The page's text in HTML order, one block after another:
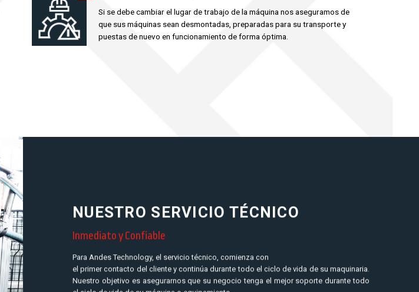
Si se debe cambiar el lugar de trabajo de la máquina nos aseguramos de
que sus máquinas sean desmontadas, preparadas para su transporte y
puestas de nuevo en funcionamiento de forma óptima.
NUESTRO SERVICIO TÉCNICO
Inmediato y Confiable
Para Andes Technology, el servicio técnico, comienza con
el primer contacto del cliente y continúa durante todo el ciclo de vida de su maquinaria.
Nuestro objetivo es asegurarnos que su negocio tenga el mejor soporte durante todo